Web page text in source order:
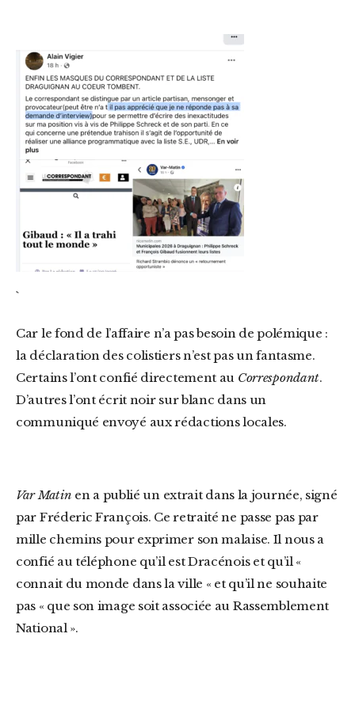
`
Car le fond de l’affaire n’a pas besoin de polémique :
la déclaration des colistiers n’est pas un fantasme.
Certains l’ont confié directement au Correspondant.
D’autres l’ont écrit noir sur blanc dans un
communiqué envoyé aux rédactions locales.
Var Matin en a publié un extrait dans la journée, signé
par Fréderic François. Ce retraité ne passe pas par
mille chemins pour exprimer son malaise. Il nous a
confié au téléphone qu’il est Dracénois et qu’il «
connait du monde dans la ville « et qu’il ne souhaite
pas « que son image soit associée au Rassemblement
National ».